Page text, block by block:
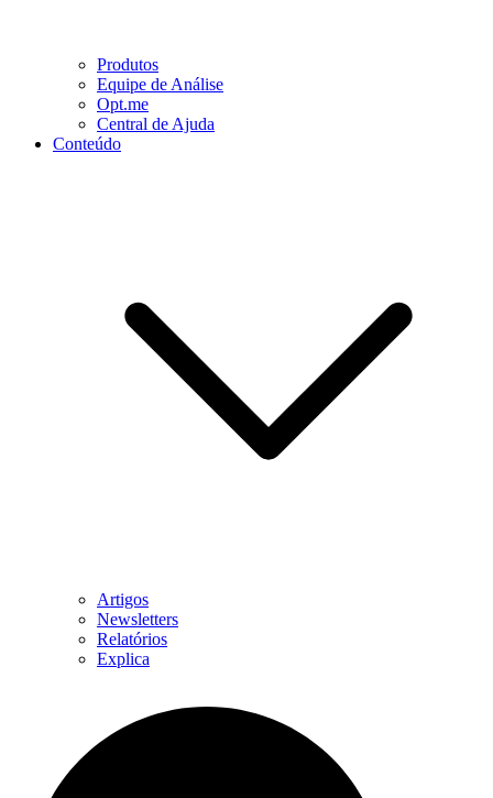
Produtos
Equipe de Análise
Opt.me
Central de Ajuda
Conteúdo
Artigos
Newsletters
Relatórios
Explica